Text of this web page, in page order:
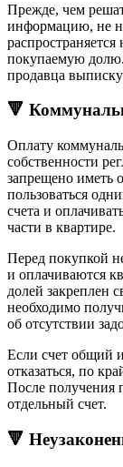
Прежде, чем
информацию, не
распространяется
покупаемую долю.
продавца
🔻
Оплату
собственности
запрещено иметь
пользоваться
счета и
части в квартире.
Перед покупкой
и оплачиваются
долей закреплен
необходимо
об отсутствии
Если счет общий
отказаться, по
После получения
отдельный счет.
🔻